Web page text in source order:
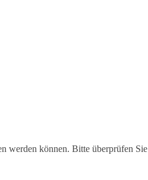
werden können. Bitte überprüfen